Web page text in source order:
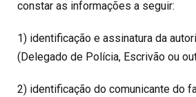
constar as informações a seguir:
1) identificação e assinatura da
(Delegado de Polícia, Escrivão ou
2) identificação do comunicante do